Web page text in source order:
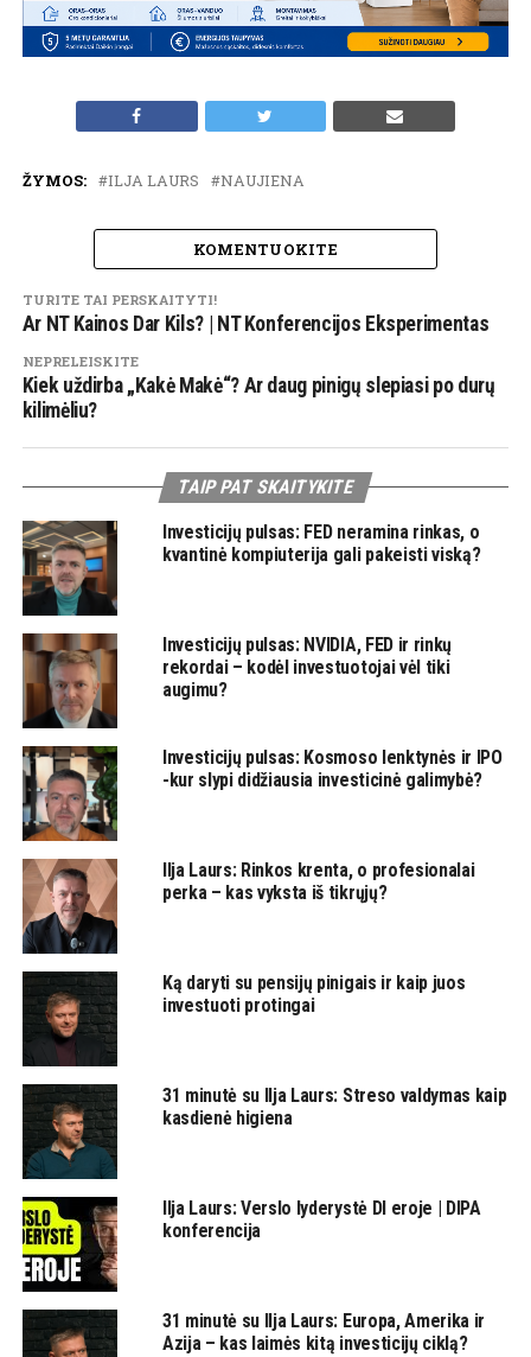
ŽYMOS: ILJA LAURS NAUJIENA
KOMENTUOKITE
TURITE TAI PERSKAITYTI!
Ar NT Kainos Dar Kils? | NT Konferencijos Eksperimentas
NEPRELEISKITE
Kiek uždirba „Kakė Makė“? Ar daug pinigų slepiasi po durų
kilimėliu?
TAIP PAT SKAITYKITE
Investicijų pulsas: FED neramina rinkas, o
kvantinė kompiuterija gali pakeisti viską?
Investicijų pulsas: NVIDIA, FED ir rinkų
rekordai – kodėl investuotojai vėl tiki
augimu?
Investicijų pulsas: Kosmoso lenktynės ir IPO
-kur slypi didžiausia investicinė galimybė?
Ilja Laurs: Rinkos krenta, o profesionalai
perka – kas vyksta iš tikrųjų?
Ką daryti su pensijų pinigais ir kaip juos
investuoti protingai
31 minutė su Ilja Laurs: Streso valdymas kaip
kasdienė higiena
Ilja Laurs: Verslo lyderystė DI eroje | DIPA
konferencija
31 minutė su Ilja Laurs: Europa, Amerika ir
Azija – kas laimės kitą investicijų ciklą?